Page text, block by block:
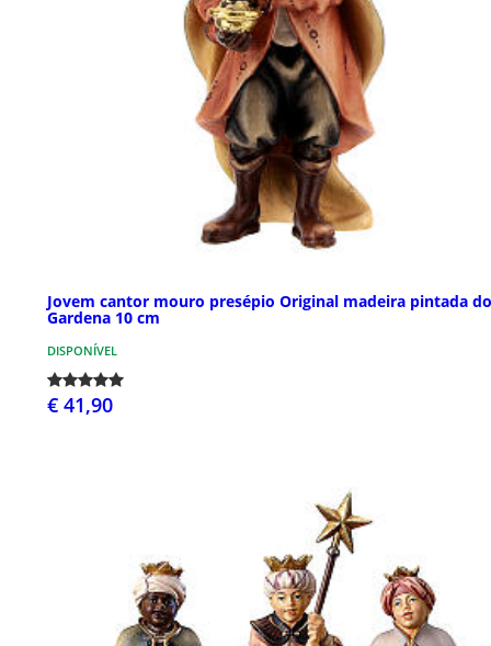
Jovem cantor mouro presépio Original madeira pintada
Gardena 10 cm
DISPONÍVEL
€ 41,90